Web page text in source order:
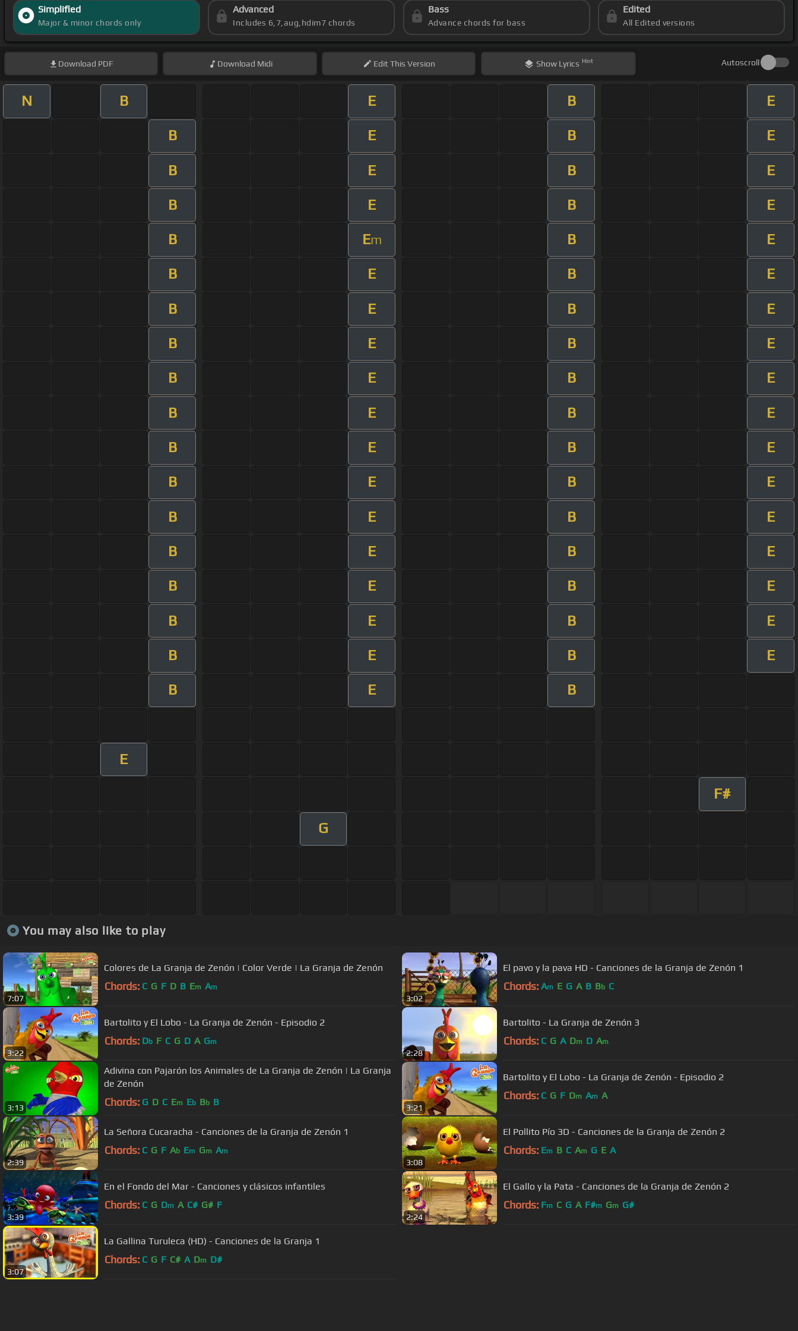
Simplified
Major & minor chords only
Advanced
Includes 6,7,aug,hdim7 chords
Bass
Advance chords for bass
Edited
All Edited versions
Download PDF Download Midi EditThis Version Show Lyrics Hint Autoscroll
N B E B E
B E B E
B E B E
B E B E
B Em B E
B E B E
B E B E
B E B E
B E B E
B E B E
B E B E
B E B E
B E B E
B E B E
B E B E
B E B E
B E B E
B E B
E
F#
G
You may also like to play
7:07
Colores de La Granja de Zenón | Color Verde | La Granja de Zenón
Chords: C G F D B Em Am
3:02
El pavo y la pava HD - Canciones de la Granja de Zenón 1
Chords: Am E G A B Bb C
3:22
Bartolito y El Lobo - La Granja de Zenón - Episodio 2
Chords: Db F C G D A Gm
2:28
Bartolito - La Granja de Zenón 3
Chords: C G A Dm D Am
3:13
Adivina con Pajarón los Animales de La Granja de Zenón | La Granja
de Zenón
Chords: G D C Em Eb Bb B
3:21
Bartolito y El Lobo - La Granja de Zenón - Episodio 2
Chords: C G F Dm Am A
2:39
La Señora Cucaracha - Canciones de la Granja de Zenón 1
Chords: C G F Ab Em Gm Am
3:08
El Pollito Pío 3D - Canciones de la Granja de Zenón 2
Chords: Em B C Am G E A
3:39
En el Fondo del Mar - Canciones y clásicos infantiles
Chords: C G Dm A C# G# F
2:24
El Gallo y la Pata - Canciones de la Granja de Zenón 2
Chords: Fm C G A F#m Gm G#
3:07
La Gallina Turuleca (HD) - Canciones de la Granja 1
Chords: C G F C# A Dm D#